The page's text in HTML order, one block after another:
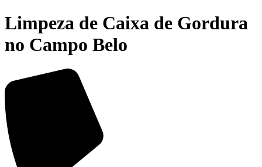
Limpeza de Caixa de Gordura
no Campo Belo